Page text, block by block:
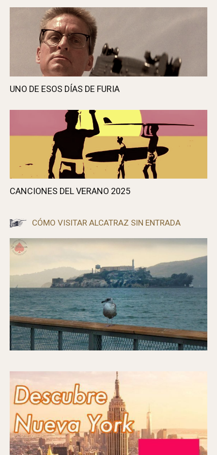
UNO DE ESOS DÍAS DE FURIA
CANCIONES DEL VERANO 2025
CÓMO VISITAR ALCATRAZ SIN ENTRADA